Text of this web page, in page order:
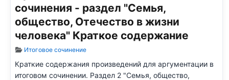
сочинения - раздел "Семья,
общество, Отечество в жизни
человека" Краткое содержание
Информация о материале
Итоговое сочинение
Краткие содержания произведений для аргументации в
итоговом сочинении. Раздел 2 "Семья, общество,